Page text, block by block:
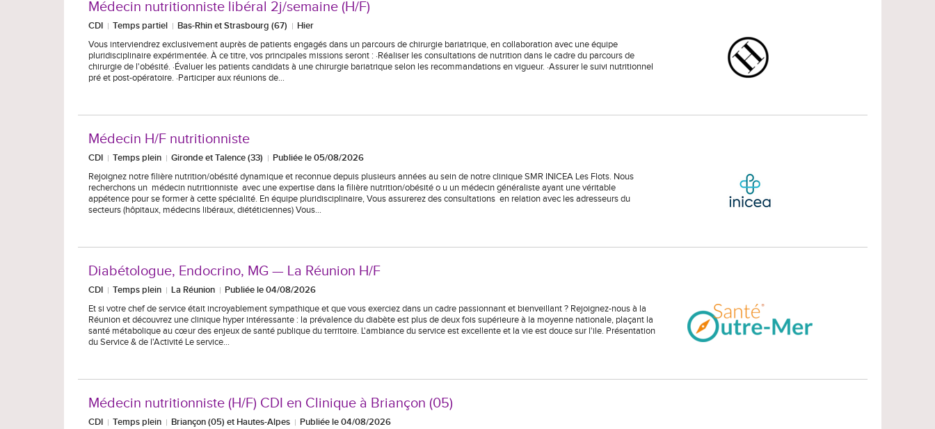
Médecin nutritionniste libéral 2j/semaine (H/F)
CDI Temps partiel Bas-Rhin et Strasbourg (67)
Hier
Vous interviendrez exclusivement auprès de patients engagés dans un parcours de chirurgie bariatrique, en collaboration avec une équipe
pluridisciplinaire expérimentée. À ce titre, vos principales missions seront : ·Réaliser les consultations de nutrition dans le cadre du parcours de
chirurgie de l'obésité. ·Évaluer les patients candidats à une chirurgie bariatrique selon les recommandations en vigueur. ·Assurer le suivi nutritionnel
pré et post-opératoire. ·Participer aux réunions de…
Médecin H/F nutritionniste
CDI Temps plein Gironde et Talence (33)
Publiée le 05/08/2026
Rejoignez notre filière nutrition/obésité dynamique et reconnue depuis plusieurs années au sein de notre clinique SMR INICEA Les Flots. Nous
recherchons un médecin nutritionniste avec une expertise dans la filière nutrition/obésité o u un médecin généraliste ayant une véritable
appétence pour se former à cette spécialité. En équipe pluridisciplinaire, Vous assurerez des consultations en relation avec les adresseurs du
secteurs (hôpitaux, médecins libéraux, diététiciennes) Vous…
Diabétologue, Endocrino, MG — La Réunion H/F
CDI Temps plein La Réunion
Publiée le 04/08/2026
Et si votre chef de service était incroyablement sympathique et que vous exerciez dans un cadre passionnant et bienveillant ? Rejoignez-nous à la
Réunion et découvrez une clinique hyper intéressante : la prévalence du diabète est plus de deux fois supérieure à la moyenne nationale, plaçant la
santé métabolique au cœur des enjeux de santé publique du territoire. L'ambiance du service est excellente et la vie est douce sur l'ile. Présentation
du Service & de l'Activité Le service…
Médecin nutritionniste (H/F) CDI en Clinique à Briançon (05)
CDI Temps plein Briançon (05) et Hautes-Alpes
Publiée le 04/08/2026